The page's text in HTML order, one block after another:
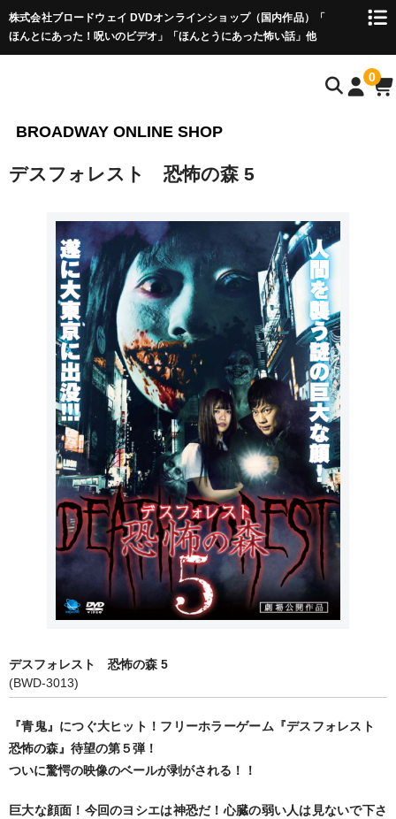
株式会社ブロードウェイ DVDオンラインショップ（国内作品）「
ほんとにあった！呪いのビデオ」「ほんとうにあった怖い話」他
BROADWAY ONLINE SHOP
0
心霊・ホラー作品
ほんとにあった！呪いのビデオ
ほんとうにあった怖い話
怪奇！アンビリーバブル
フリーホラーゲーム
映画オリジナル
ホラーVオリジナル
邦画
監督作品 ▼
黒木和雄監督作品
今関あきよし監督作品
まんが・アニメ作品
まんが日本絵巻
アニメ作品
デスフォレスト 恐怖の森 5
デスフォレスト 恐怖の森 5
(BWD-3013)
『青鬼』につぐ大ヒット！フリーホラーゲーム『デスフォレスト
恐怖の森』待望の第５弾！
ついに驚愕の映像のベールが剥がされる！！
巨大な顔面！今回のヨシエは神恐だ！心臓の弱い人は見ないで下さ